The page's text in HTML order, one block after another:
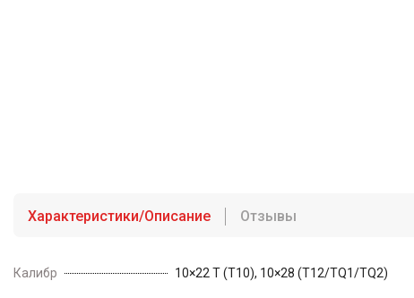
Характеристики/Описание Отзывы
Калибр 10×22 Т (T10), 10×28 (T12/TQ1/TQ2)